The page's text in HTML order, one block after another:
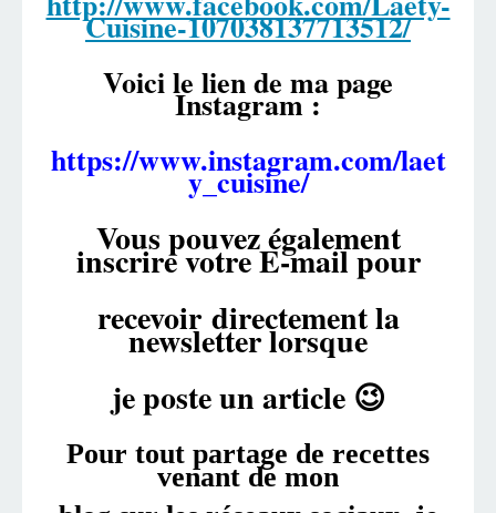
Cuisine-107038137713512/
Voici le lien de ma page
Instagram :
https://www.instagram.com/laet
y_cuisine/
Vous pouvez également
inscrire votre E-mail pour
recevoir directement la
newsletter lorsque
je poste un article 😉
Pour tout partage de recettes
venant de mon